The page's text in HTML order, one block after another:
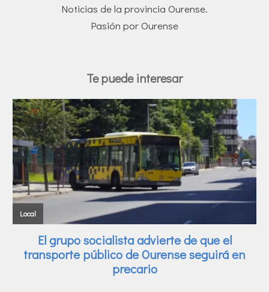
Noticias de la provincia Ourense.
Pasión por Ourense
Te puede interesar